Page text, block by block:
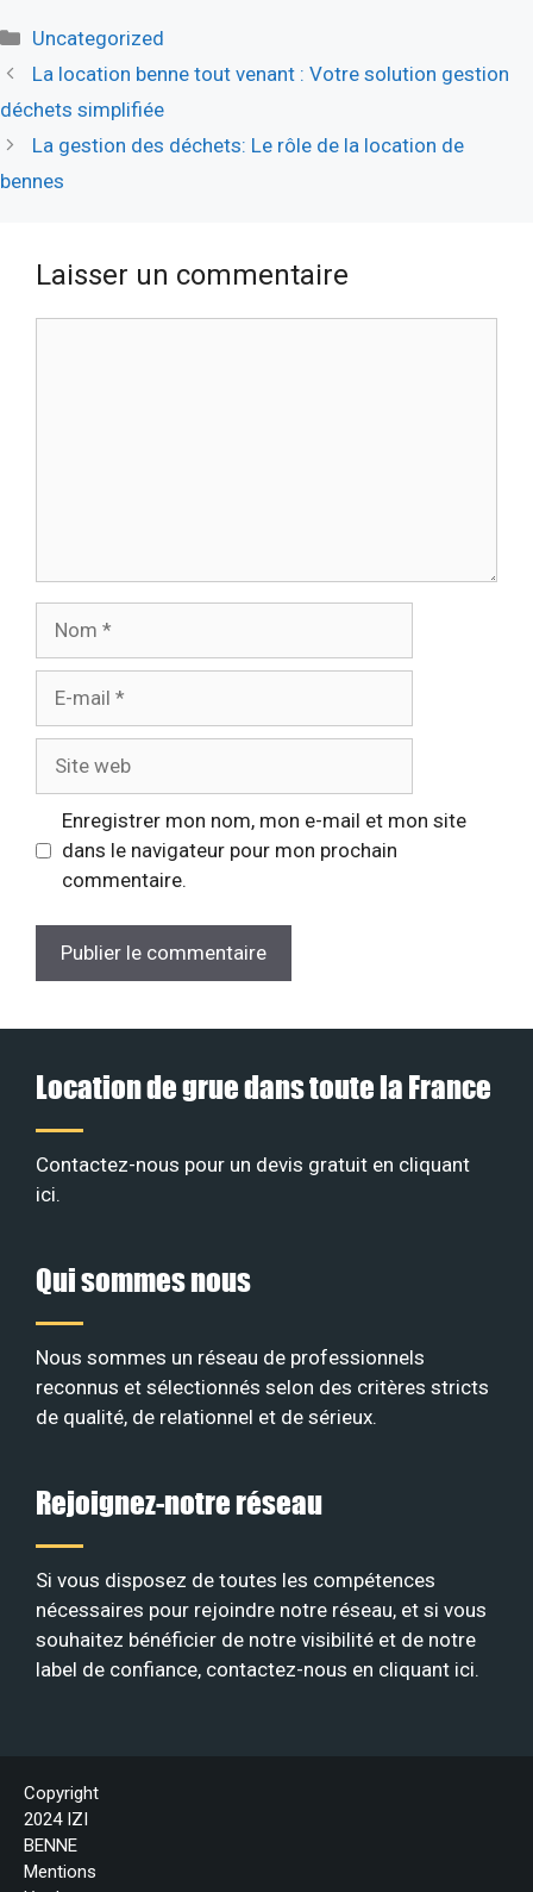
Catégories
Uncategorized
La location benne tout venant : Votre solution gestion
déchets simplifiée
La gestion des déchets: Le rôle de la location de
bennes
Laisser un commentaire
mail
web
Enregistrer mon nom, mon e-mail et mon site
dans le navigateur pour mon prochain
commentaire.
Location de grue dans toute la France
Contactez-nous pour un devis gratuit en cliquant
ici.
Qui sommes nous
Nous sommes un réseau de professionnels
reconnus et sélectionnés selon des critères stricts
de qualité, de relationnel et de sérieux.
Rejoignez-notre réseau
Si vous disposez de toutes les compétences
nécessaires pour rejoindre notre réseau, et si vous
souhaitez bénéficier de notre visibilité et de notre
label de confiance, contactez-nous en cliquant ici.
Copyright
2024 IZI
BENNE
Mentions